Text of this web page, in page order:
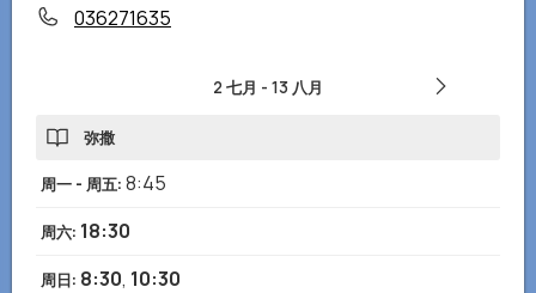
036271635
2 七月 - 13 八月
弥撒
周一 - 周五: 8:45
周六: 18:30
周日: 8:30, 10:30